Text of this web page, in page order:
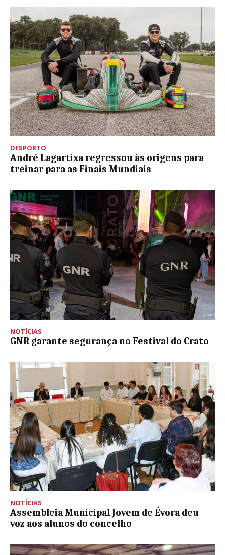
DESPORTO
André Lagartixa regressou às origens para
treinar para as Finais Mundiais
NOTÍCIAS
GNR garante segurança no Festival do Crato
NOTÍCIAS
Assembleia Municipal Jovem de Évora deu
voz aos alunos do concelho